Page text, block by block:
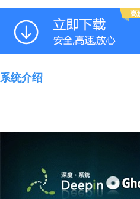
系统介绍